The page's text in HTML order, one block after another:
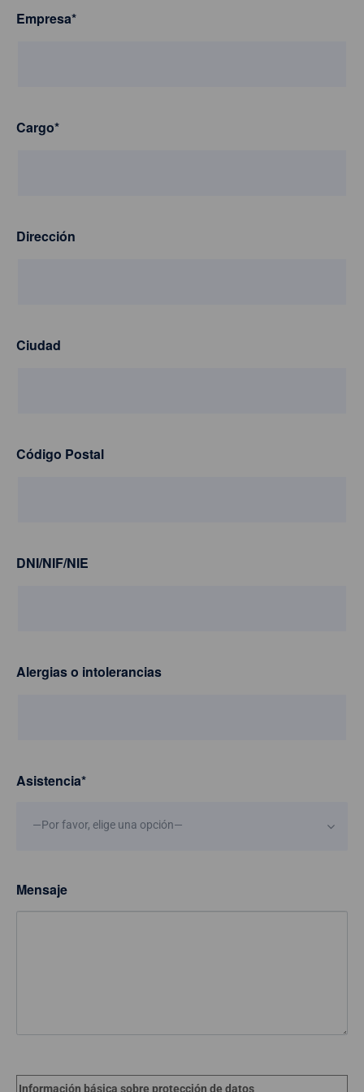
Empresa*
Cargo*
Dirección
Ciudad
Código Postal
DNI/NIF/NIE
Alergias o intolerancias
Asistencia*
—Por favor, elige una opción—
Mensaje
Información básica sobre protección de datos